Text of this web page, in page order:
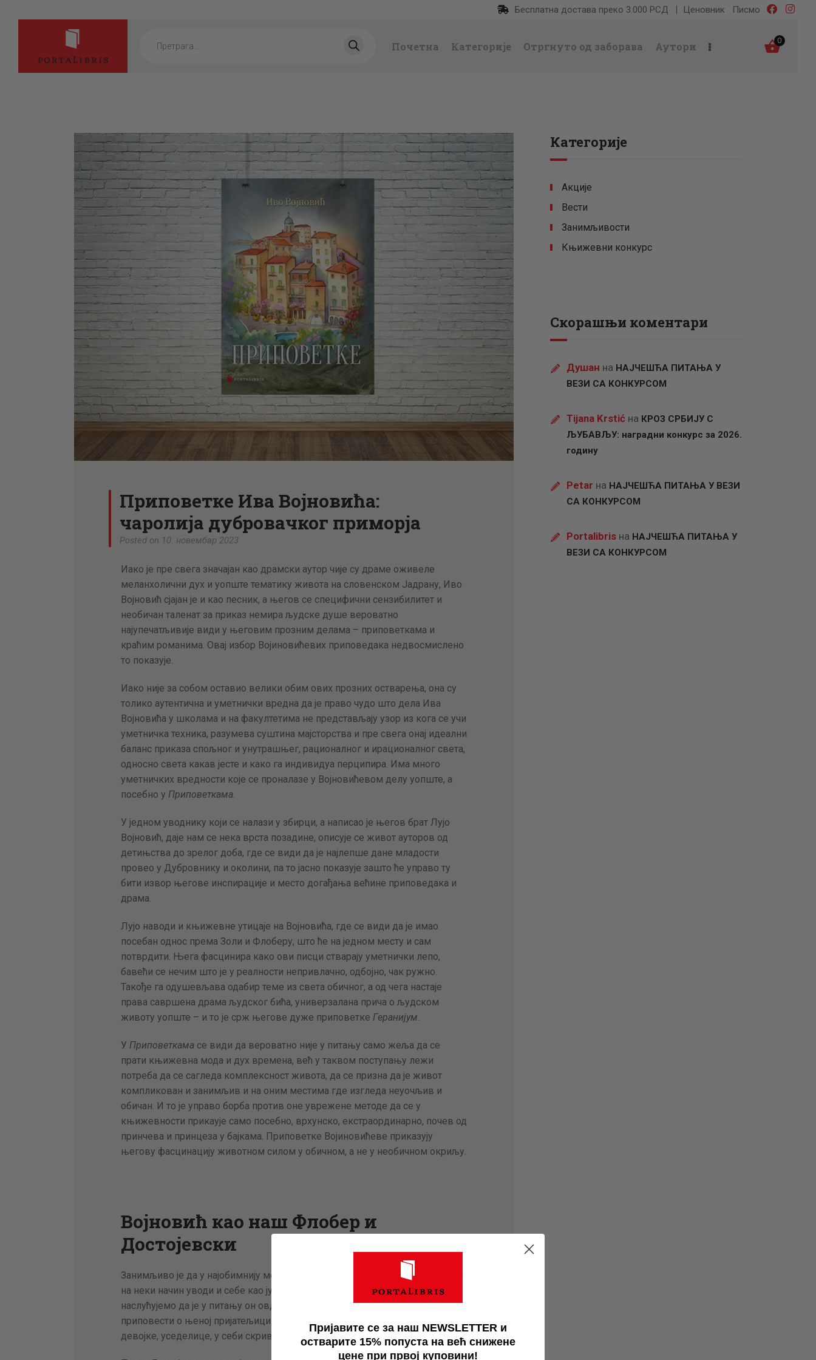
Бесплатна достава преко 3.000 РСД Ценовник Писмо
search
Почетна Категорије Отргнуто од заборава Аутори 0
КАТЕГОРИЈЕ
НОВЕ КЊИГЕ
ОТРГНУТО ОД
ЗАБОРАВА
АУТОРИ
АКТУЕЛНОСТИ
ЦЕНОВНИК
ПИСМО
Приповетке Ива Војновића:
чаролија дубровачког приморја
Posted on 10. новембар 2023
Иако је пре свега значајан као драмски аутор чије су драме оживеле
меланхолични дух и уопште тематику живота на словенском Јадрану, Иво
Војновић сјајан је и као песник, а његов се специфични сензибилитет и
необичан таленат за приказ немира људске душе вероватно
најупечатљивије види у његовим прозним делама – приповеткама и
краћим романима. Овај избор Војиновићевих приповедака недвосмислено
то показује.
Иако није за собом оставио велики обим ових прозних остварења, она су
толико аутентична и уметнички вредна да је право чудо што дела Ива
Војновића у школама и на факултетима не представљају узор из кога се учи
уметничка техника, разумева суштина мајсторства и пре свега онај идеални
баланс приказа спољног и унутрашњег, рационалног и ирационалног света,
односно света какав јесте и како га индивидуа перципира. Има много
уметничких вредности које се проналазе у Војновићевом делу уопште, а
посебно у Приповеткама.
У једном уводнику који се налази у збирци, а написао је његов брат Лујо
Војновић, даје нам се нека врста позадине, описује се живот ауторов од
детињства до зрелог доба, где се види да је најлепше дане младости
провео у Дубровнику и околини, па то јасно показује зашто ће управо ту
бити извор његове инспирације и место догађања већине приповедака и
драма.
Лујо наводи и књижевне утицаје на Војновића, где се види да је имао
посебан однос према Золи и Флоберу, што ће на једном месту и сам
потврдити. Њега фасцинира како ови писци стварају уметнички лепо,
бавећи се нечим што је у реалности непривлачно, одбојно, чак ружно.
Такође га одушевљава одабир теме из света обичног, а од чега настаје
права савршена драма људског бића, универзалана прича о људском
животу уопште – и то је срж његове дуже приповетке Геранијум
У Приповеткамасе види да вероватно није у питању само жеља да се
прати књижевна мода и дух времена, већ у таквом поступању лежи
потреба да се сагледа комплексност живота, да се призна да је живот
компликован и занимљив и на оним местима где изгледа неуочљив и
обичан. И то је управо борба против оне уврежене методе да се у
књижевности прикаује само посебно, врхунско, екстраординарно, почев од
принчева и принцеза у бајкама. Приповетке Војиновићеве приказују
његову фасцинацију животном силом у обичном, а не у необичном окриљу.
Војновић као наш Флобер и
Достојевски
Занимљиво је да у најобимнију међу приповеткама, Гераниум,Иво Војновић
на неки начин уводи и себе као јунака. Лик носи другачије име, али
наслућујемо да је у питању он овде у Гераниуму као слушалац теткине
приповести о њеној пријатељици коју сви зову тета Маре и чија прича старе
девојке, уседелице, у себи скрива тужну сторију о неоствареној љубави.
Категорије
Акције
Вести
Занимљивости
Књижевни конкурс
Скорашњи коментари
Душан на НАЈЧЕШЋА ПИТАЊА У
ВЕЗИ СА КОНКУРСОМ
Tijana Krstić на КРОЗ СРБИЈУ С
ЉУБАВЉУ: наградни конкурс за 2026.
годину
Petar на НАЈЧЕШЋА ПИТАЊА У ВЕЗИ
СА КОНКУРСОМ
Portalibris на НАЈЧЕШЋА ПИТАЊА У
ВЕЗИ СА КОНКУРСОМ
Пријавите се за наш NEWSLETTER и
остварите 15% попуста на већ снижене
цене при првој куповини!